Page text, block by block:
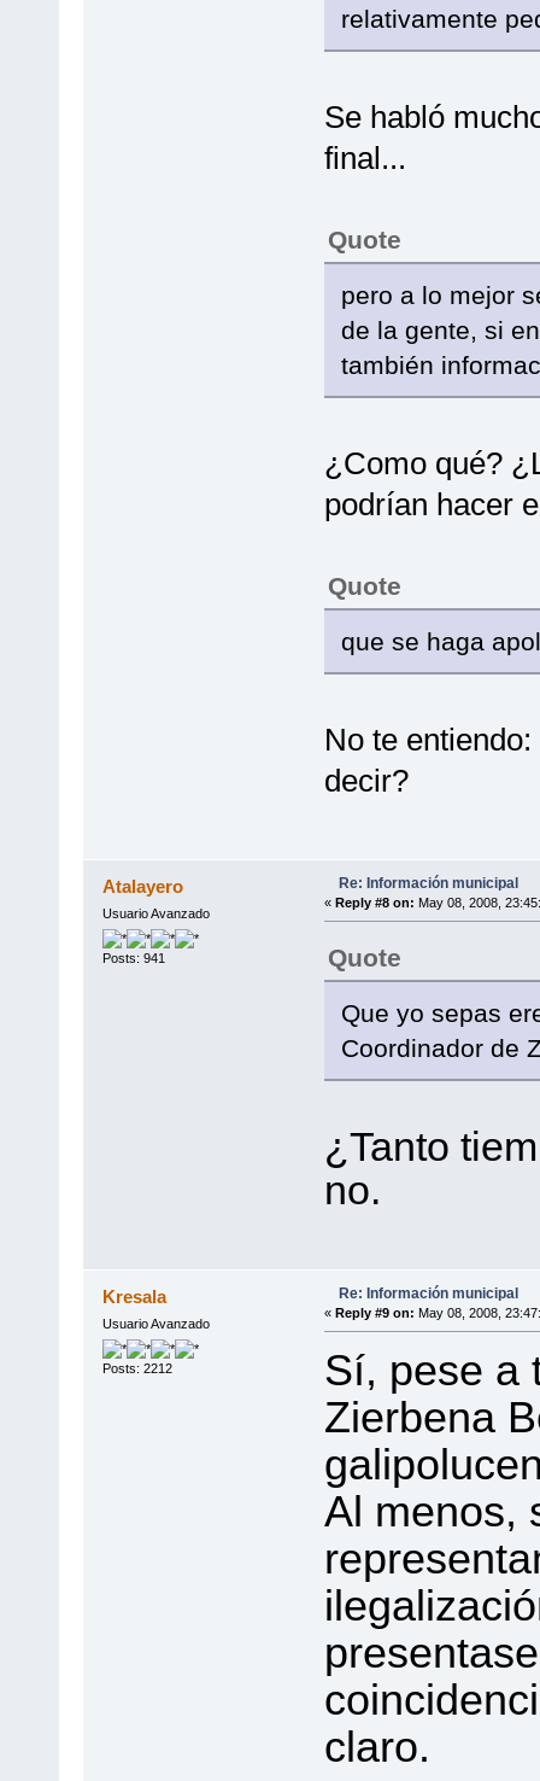
relativamente
Se habló
final...
Quote
pero a lo mejor
de la gente, si
también
¿Como qué?
podrían hacer
Quote
que se haga
No te
decir?
Atalayero
Usuario Avanzado
Posts: 941
Re: Información municipal
« Reply #8 on: May 08, 2008,
Quote
Que yo sepas
Coordinador de
¿Tanto
no.
Kresala
Usuario Avanzado
Posts: 2212
Re: Información municipal
« Reply #9 on: May 08, 2008,
Sí, pese a
Zierbena
Al menos,
claro.